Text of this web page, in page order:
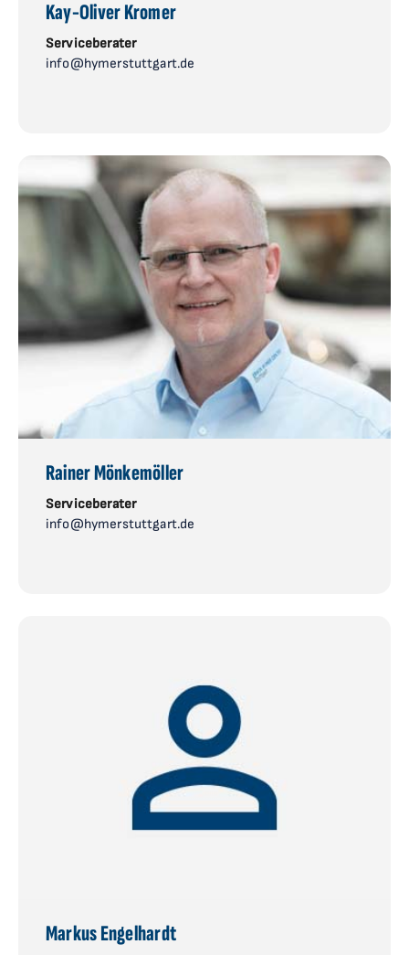
Kay-Oliver Kromer
Serviceberater
info@hymerstuttgart.de
Rainer Mönkemöller
Serviceberater
info@hymerstuttgart.de
Markus Engelhardt